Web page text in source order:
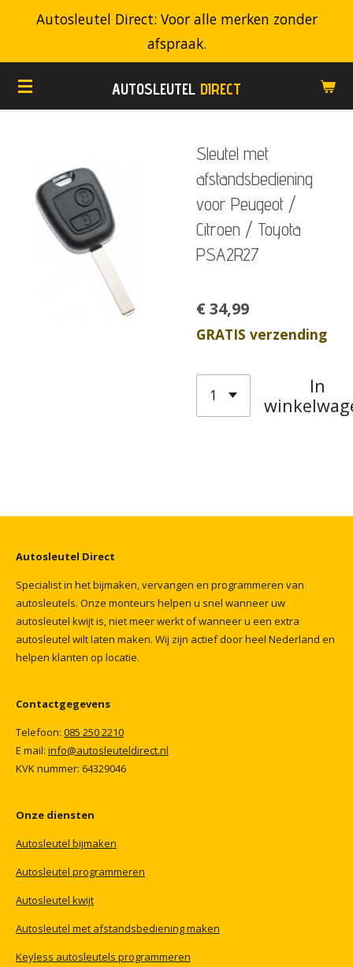
de
AUTOSLEUTEL DIRECT
Autosleutel Direct: Voor alle merken zonder
afspraak.
Sleutel met
afstandsbediening
voor Peugeot /
Citroen / Toyota
PSA2R27
€ 34,99
GRATIS verzending
In
Autosleutel Direct
Specialistin hetbijmaken,vervangen en programmeren van
autosleutels. Onze monteurs helpen u snel wanneeruw
autosleutel kwijtis,nietmeerwerktofwanneeru een extra
autosleutel wiltlaten maken. Wij zijn actiefdoorheel Nederland en
helpen klanten op locatie.
Contactgegevens
Telefoon: 085 2502210
E mail: info@autosleuteldirect.nl
KVKnummer: 64329046
Onze diensten
Autosleutel bijmaken
Autosleutel programmeren
Autosleutel kwijt
Autosleutel met afstandsbedieningmaken
Keyless autosleutels programmeren